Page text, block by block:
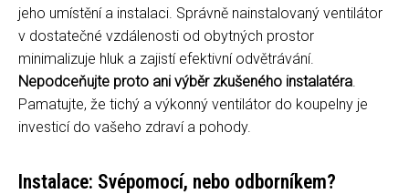
jeho umístění a instalaci. Správně nainstalovaný ventilátor
v dostatečné vzdálenosti od obytných prostor
minimalizuje hluk a zajistí efektivní odvětrávání.
Nepodceňujte proto ani výběr zkušeného instalatéra.
Pamatujte, že tichý a výkonný ventilátor do koupelny je
investicí do vašeho zdraví a pohody.
Instalace: Svépomocí, nebo odborníkem?